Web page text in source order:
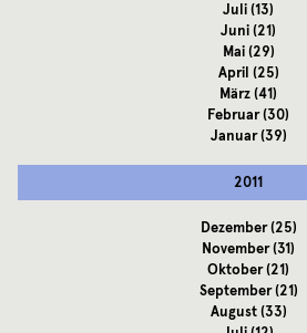
Juli(13)
Juni(21)
Mai(29)
April (25)
März(41)
Februar(30)
Januar(39)
2011
Dezember(25)
November(31)
Oktober(21)
September(21)
August(33)